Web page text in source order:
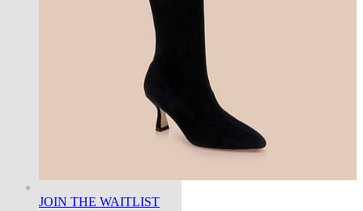
JOIN THE WAITLIST